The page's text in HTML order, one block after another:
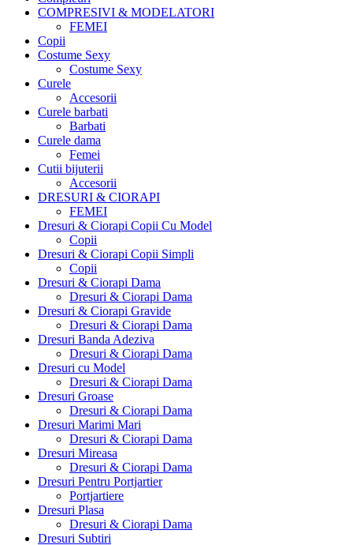
COMPRESIVI & MODELATORI
FEMEI
Copii
Costume Sexy
Costume Sexy
Curele
Accesorii
Curele barbati
Barbati
Curele dama
Femei
Cutii bijuterii
Accesorii
DRESURI & CIORAPI
FEMEI
Dresuri & Ciorapi Copii Cu Model
Copii
Dresuri & Ciorapi Copii Simpli
Copii
Dresuri & Ciorapi Dama
Dresuri & Ciorapi Dama
Dresuri & Ciorapi Gravide
Dresuri & Ciorapi Dama
Dresuri Banda Adeziva
Dresuri & Ciorapi Dama
Dresuri cu Model
Dresuri & Ciorapi Dama
Dresuri Groase
Dresuri & Ciorapi Dama
Dresuri Marimi Mari
Dresuri & Ciorapi Dama
Dresuri Mireasa
Dresuri & Ciorapi Dama
Dresuri Pentru Portjartier
Portjartiere
Dresuri Plasa
Dresuri & Ciorapi Dama
Dresuri Subtiri